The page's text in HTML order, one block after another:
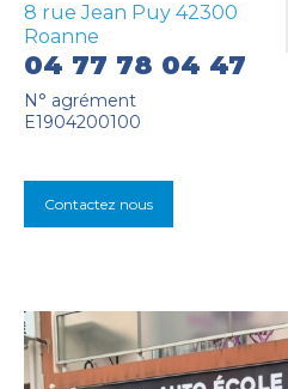
8 rue Jean Puy 42300
Roanne
04 77 78 04 47
N° agrément
E1904200100
Contactez nous